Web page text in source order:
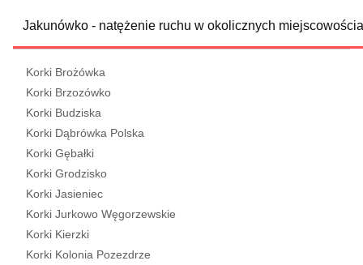
Jakunówko - natężenie ruchu w okolicznych
Korki Brożówka
Korki Brzozówko
Korki Budziska
Korki Dąbrówka Polska
Korki Gębałki
Korki Grodzisko
Korki Jasieniec
Korki Jurkowo Węgorzewskie
Korki Kierzki
Korki Kolonia Pozezdrze